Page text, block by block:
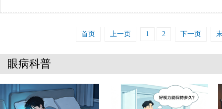
首页 上一页 1 2 下一页
眼病科普